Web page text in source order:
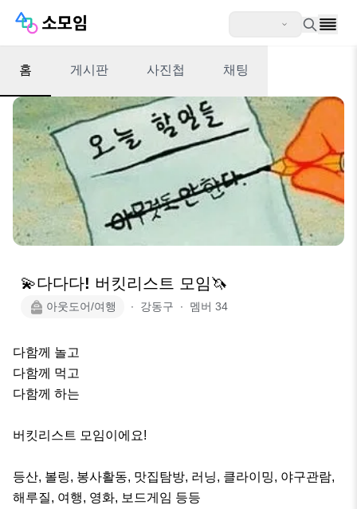
홈 게시판 사진첩 채팅
💫다다다! 버킷리스트 모임🦄
아웃도어/여행 ∙ 강동구 ∙ 멤버 34
다함께 놀고
다함께 먹고
다함께 하는
버킷리스트 모임이에요!
등산, 볼링, 봉사활동, 맛집탐방, 러닝, 클라이밍, 야구관람,
해루질, 여행, 영화, 보드게임 등등